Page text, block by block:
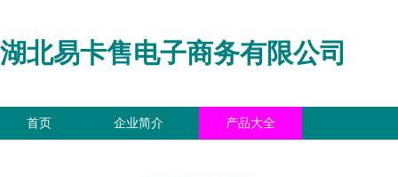
湖北易卡售电子商务有限公司
首页 企业简介 产品大全